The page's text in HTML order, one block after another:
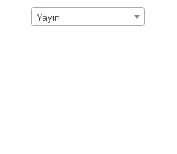
Yayın